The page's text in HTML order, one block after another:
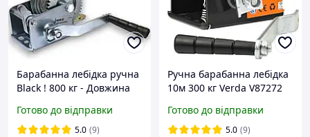
Барабанна лебідка ручна
Black ! 800 кг - Довжина
Готово до відправки
5.0 (9)
Ручна барабанна лебідка
10м 300 кг Verda V87272
Готово до відправки
5.0 (9)